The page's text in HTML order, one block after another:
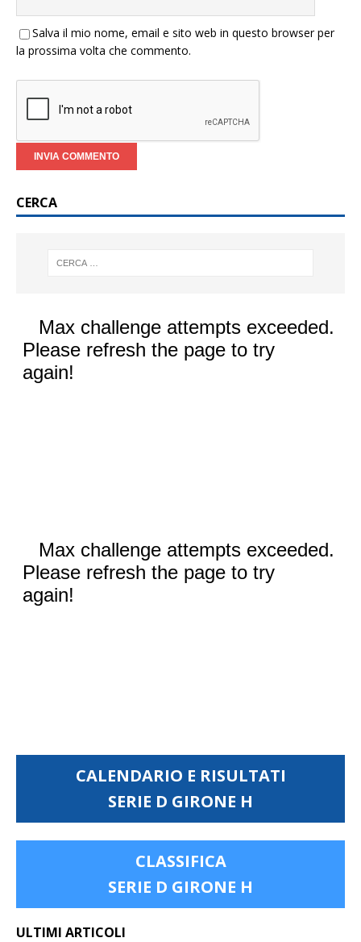
Salva il mio nome, email e sito web in questo browser per
la prossima volta che commento.
CERCA
CALENDARIO E RISULTATI
SERIE D GIRONE H
CLASSIFICA
SERIE D GIRONE H
ULTIMI ARTICOLI